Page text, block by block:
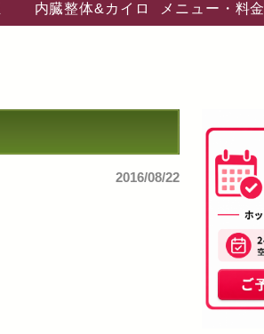
内臓整体&カイロ メニュー・料金
2016/08/22